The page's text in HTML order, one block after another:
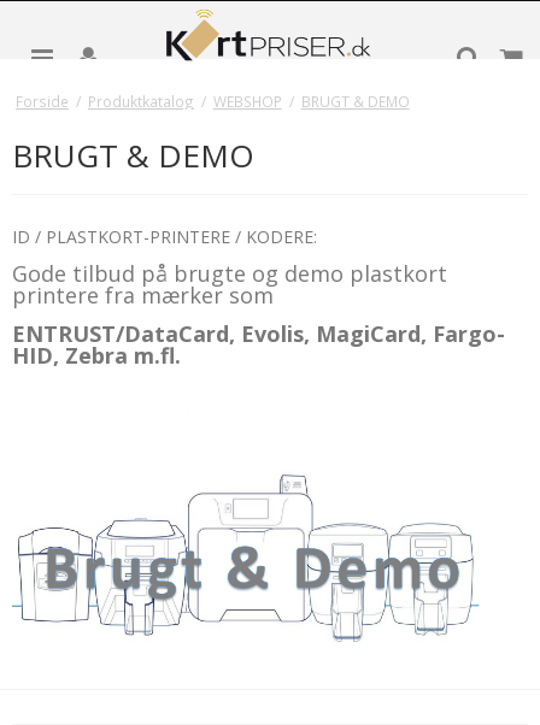
Forside / Produktkatalog / WEBSHOP / BRUGT & DEMO
BRUGT & DEMO
ID / PLASTKORT-PRINTERE / KODERE:
Gode tilbud på brugte og demo plastkort
printere fra mærker som
ENTRUST/DataCard, Evolis, MagiCard, Fargo-
HID, Zebra m.fl.